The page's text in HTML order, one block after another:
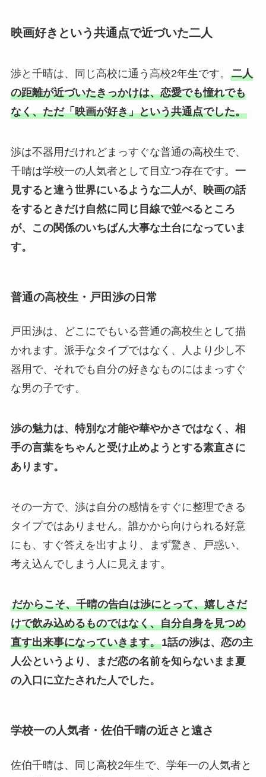
映画好きという共通点で近づいた二人
渉と千晴は、同じ高校に通う高校2年生です。 二人
の距離が近づいたきっかけは、恋愛でも憧れでも
なく、ただ「映画が好き」という共通点でした。
渉は不器用だけれどまっすぐな普通の高校生で、
千晴は学校一の人気者として目立つ存在です。 一
見すると違う世界にいるような二人が、映画の話
をするときだけ自然に同じ目線で並べるところ
が、この関係のいちばん大事な土台になっていま
す。
普通の高校生・戸田渉の日常
戸田渉は、どこにでもいる普通の高校生として描
かれます。派手なタイプではなく、人より少し不
器用で、それでも自分の好きなものにはまっすぐ
な男の子です。
渉の魅力は、特別な才能や華やかさではなく、相
手の言葉をちゃんと受け止めようとする素直さに
あります。
その一方で、渉は自分の感情をすぐに整理できる
タイプではありません。誰かから向けられる好意
にも、すぐ答えを出すより、まず驚き、戸惑い、
考え込んでしまう人に見えます。
だからこそ、千晴の告白は渉にとって、嬉しさだ
けで飲み込めるものではなく、自分自身を見つめ
直す出来事になっていきます。1話の渉は、恋の主
人公というより、まだ恋の名前を知らないまま夏
の入口に立たされた人でした。
学校一の人気者・佐伯千晴の近さと遠さ
佐伯千晴は、同じ高校2年生で、学年一の人気者と